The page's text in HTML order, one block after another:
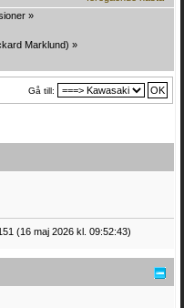
»
Marklund) »
Gå till:
(16 maj 2026 kl. 09:52:43)